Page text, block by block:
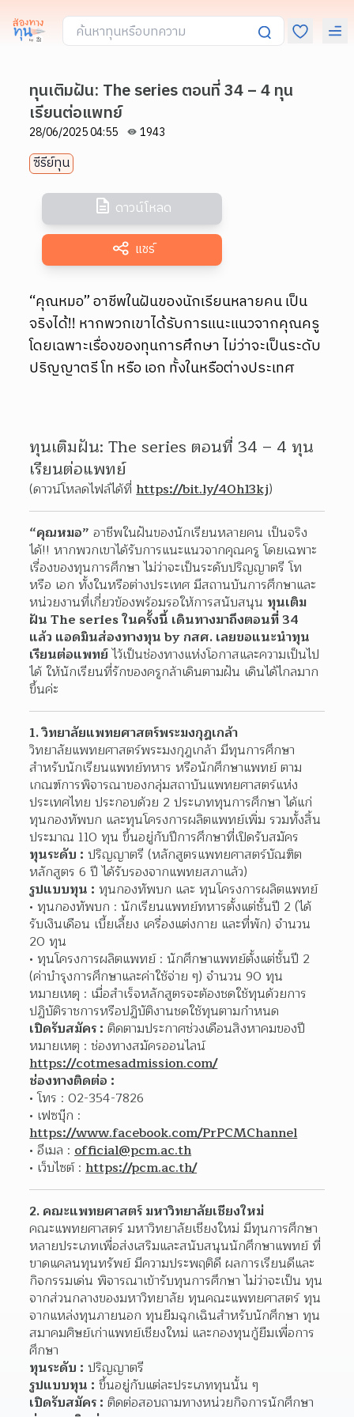
ทุนเติมฝัน: The series ตอนที่ 34 – 4 ทุน
เรียนต่อแพทย์
28/06/2025 04:55 1943
ซีรีย์ทุน
ดาวน์โหลด
แชร์
“คุณหมอ” อาชีพในฝันของนักเรียนหลายคน เป็น
จริงได้!! หากพวกเขาได้รับการแนะแนวจากคุณครู
โดยเฉพาะเรื่องของทุนการศึกษา ไม่ว่าจะเป็นระดับ
ปริญญาตรี โท หรือ เอก ทั้งในหรือต่างประเทศ
ทุนเติมฝัน: The series ตอนที่ 34 – 4 ทุน
เรียนต่อแพทย์
(ดาวน์โหลดไฟล์ได้ที่ https://bit.ly/40h13kj)
“คุณหมอ” อาชีพในฝันของนักเรียนหลายคน เป็นจริง
ได้!! หากพวกเขาได้รับการแนะแนวจากคุณครู โดยเฉพาะ
เรื่องของทุนการศึกษา ไม่ว่าจะเป็นระดับปริญญาตรี โท
หรือ เอก ทั้งในหรือต่างประเทศ มีสถานบันการศึกษาและ
หน่วยงานที่เกี่ยวข้องพร้อมรอให้การสนับสนุน ทุนเติม
ฝัน The series ในครั้งนี้ เดินทางมาถึงตอนที่ 34
แล้ว แอดมินส่องทางทุน by กสศ. เลยขอแนะนำทุน
เรียนต่อแพทย์ ไว้เป็นช่องทางแห่งโอกาสและความเป็นไป
ได้ ให้นักเรียนที่รักของครูกล้าเดินตามฝัน เดินได้ไกลมาก
ขึ้นค่ะ
1. วิทยาลัยแพทยศาสตร์พระมงกุฎเกล้า
วิทยาลัยแพทยศาสตร์พระมงกุฎเกล้า มีทุนการศึกษา
สำหรับนักเรียนแพทย์ทหาร หรือนักศึกษาแพทย์ ตาม
เกณฑ์การพิจารณาของกลุ่มสถาบันแพทยศาสตร์แห่ง
ประเทศไทย ประกอบด้วย 2 ประเภททุนการศึกษา ได้แก่
ทุนกองทัพบก และทุนโครงการผลิตแพทย์เพิ่ม รวมทั้งสิ้น
ประมาณ 110 ทุน ขึ้นอยู่กับปีการศึกษาที่เปิดรับสมัคร
ทุนระดับ : ปริญญาตรี (หลักสูตรแพทยศาสตร์บัณฑิต
หลักสูตร 6 ปี ได้รับรองจากแพทยสภาแล้ว)
รูปแบบทุน : ทุนกองทัพบก และ ทุนโครงการผลิตแพทย์
ทุนกองทัพบก : นักเรียนแพทย์ทหารตั้งแต่ชั้นปี 2 (ได้
รับเงินเดือน เบี้ยเลี้ยง เครื่องแต่งกาย และที่พัก) จำนวน
20 ทุน
ทุนโครงการผลิตแพทย์ : นักศึกษาแพทย์ตั้งแต่ชั้นปี 2
(ค่าบำรุงการศึกษาและค่าใช้จ่าย ๆ) จำนวน 90 ทุน
หมายเหตุ : เมื่อสำเร็จหลักสูตรจะต้องชดใช้ทุนด้วยการ
ปฏิบัติราชการหรือปฏิบัติงานชดใช้ทุนตามกำหนด
เปิดรับสมัคร : ติดตามประกาศช่วงเดือนสิงหาคมของปี
หมายเหตุ : ช่องทางสมัครออนไลน์
https://cotmesadmission.com/
ช่องทางติดต่อ :
โทร : 02-354-7826
https://www.facebook.com/PrPCMChannel
อีเมล : official@pcm.ac.th
เว็บไซต์ : https://pcm.ac.th/
2. คณะแพทยศาสตร์ มหาวิทยาลัยเชียงใหม่
คณะแพทยศาสตร์ มหาวิทยาลัยเชียงใหม่ มีทุนการศึกษา
หลายประเภทเพื่อส่งเสริมและสนับสนุนนักศึกษาแพทย์ ที่
ขาดแคลนทุนทรัพย์ มีความประพฤติดี ผลการเรียนดีและ
กิจกรรมเด่น พิจารณาเข้ารับทุนการศึกษา ไม่ว่าจะเป็น ทุน
จากส่วนกลางของมหาวิทยาลัย ทุนคณะแพทยศาสตร์ ทุน
จากแหล่งทุนภายนอก ทุนยืมฉุกเฉินสำหรับนักศึกษา ทุน
สมาคมศิษย์เก่าแพทย์เชียงใหม่ และกองทุนกู้ยืมเพื่อการ
ศึกษา
ทุนระดับ : ปริญญาตรี
รูปแบบทุน : ขึ้นอยู่กับแต่ละประเภททุนนั้น ๆ
เปิดรับสมัคร : ติดต่อสอบถามทางหน่วยกิจการนักศึกษา